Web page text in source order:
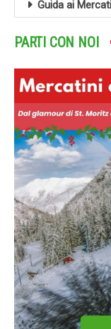
Guida ai
PARTI CON NOI